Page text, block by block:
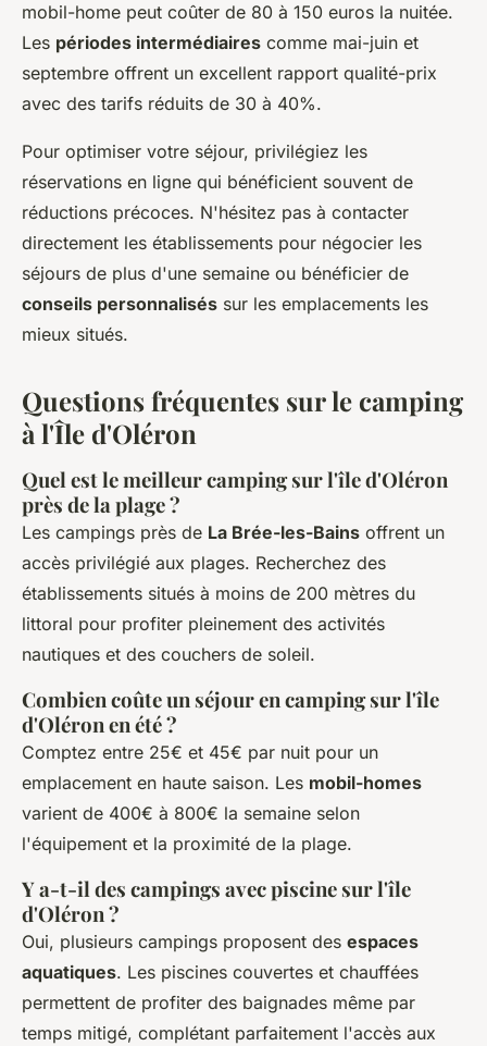
mobil-home peut coûter de 80 à 150 euros la nuitée.
Les périodes intermédiaires comme mai-juin et
septembre offrent un excellent rapport qualité-prix
avec des tarifs réduits de 30 à 40%.
Pour optimiser votre séjour, privilégiez les
réservations en ligne qui bénéficient souvent de
réductions précoces. N'hésitez pas à contacter
directement les établissements pour négocier les
séjours de plus d'une semaine ou bénéficier de
conseils personnalisés sur les emplacements les
mieux situés.
Questions fréquentes sur le camping
à l'Île d'Oléron
Quel est le meilleur camping sur l'île d'Oléron
près de la plage ?
Les campings près de La Brée-les-Bains offrent un
accès privilégié aux plages. Recherchez des
établissements situés à moins de 200 mètres du
littoral pour profiter pleinement des activités
nautiques et des couchers de soleil.
Combien coûte un séjour en camping sur l'île
d'Oléron en été ?
Comptez entre 25€ et 45€ par nuit pour un
emplacement en haute saison. Les mobil-homes
varient de 400€ à 800€ la semaine selon
l'équipement et la proximité de la plage.
Y a-t-il des campings avec piscine sur l'île
d'Oléron ?
Oui, plusieurs campings proposent des espaces
aquatiques. Les piscines couvertes et chauffées
permettent de profiter des baignades même par
temps mitigé, complétant parfaitement l'accès aux